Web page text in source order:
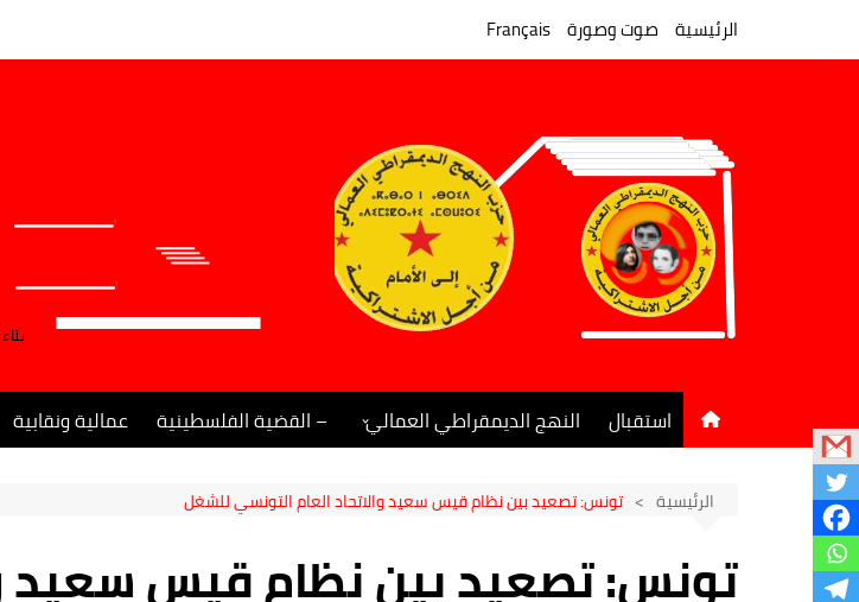
الرئيسية صوت وصورة Français
استقبال النهج الديمقراطي العمالي
جريدة النهج الديمقراطي
– القضية الفلسطينية عمالية ونقابية
الرئيسية تونس: تصعيد بين نظام قيس سعيد والاتحاد العام التونسي للشغل
تونس: تصعيد بين نظام قيس سعيد